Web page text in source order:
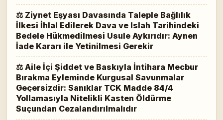
⚖ Ziynet Eşyası Davasında Taleple Bağlılık
İlkesi İhlal Edilerek Dava ve Islah Tarihindeki
Bedele Hükmedilmesi Usule Aykırıdır: Aynen
İade Kararı ile Yetinilmesi Gerekir
⚖ Aile İçi Şiddet ve Baskıyla İntihara Mecbur
Bırakma Eyleminde Kurgusal Savunmalar
Geçersizdir: Sanıklar TCK Madde 84/4
Yollamasıyla Nitelikli Kasten Öldürme
Suçundan Cezalandırılmalıdır